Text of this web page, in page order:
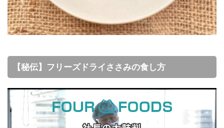
【秘伝】フリーズドライささみの食し方